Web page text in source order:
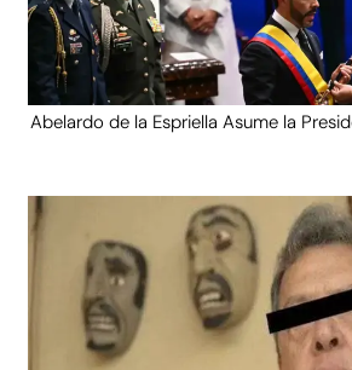
Abelardo de la Espriella Asume la